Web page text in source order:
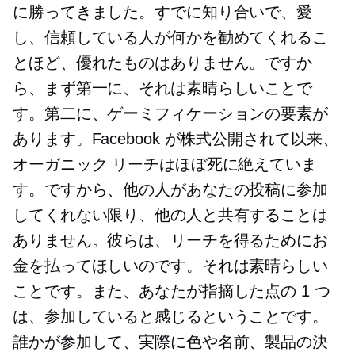
に勝ってきました。すでに知り合いで、愛
し、信頼している人が何かを勧めてくれるこ
とほど、優れたものはありません。ですか
ら、まず第一に、それは素晴らしいことで
す。第二に、ゲーミフィケーションの要素が
あります。Facebook が株式公開されて以来、
オーガニック リーチはほぼ死に絶えていま
す。ですから、他の人があなたの投稿に参加
してくれない限り、他の人と共有することは
ありません。彼らは、リーチを得るためにお
金を払ってほしいのです。それは素晴らしい
ことです。また、あなたが指摘した点の 1 つ
は、参加していると感じるということです。
誰かが参加して、実際に色や名前、製品の決